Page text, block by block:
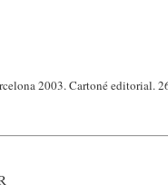
2003. Cartoné editorial.